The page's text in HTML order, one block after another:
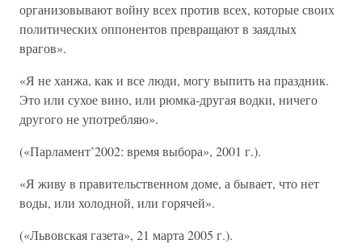
организовывают войну всех против всех, которые своих
политических оппонентов превращают в заядлых
врагов».
«Я не ханжа, как и все люди, могу выпить на праздник.
Это или сухое вино, или рюмка-другая водки, ничего
другого не употребляю».
(«Парламент’2002: время выбора», 2001 г.).
«Я живу в правительственном доме, а бывает, что нет
воды, или холодной, или горячей».
(«Львовская газета», 21 марта 2005 г.).